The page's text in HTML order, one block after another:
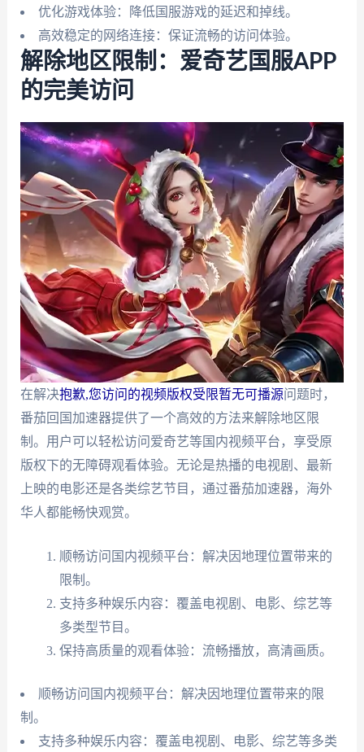
优化游戏体验：降低国服游戏的延迟和掉线。
高效稳定的网络连接：保证流畅的访问体验。
解除地区限制：爱奇艺国服APP
的完美访问
在解决抱歉,您访问的视频版权受限暂无可播源问题时，
番茄回国加速器提供了一个高效的方法来解除地区限
制。用户可以轻松访问爱奇艺等国内视频平台，享受原
版权下的无障碍观看体验。无论是热播的电视剧、最新
上映的电影还是各类综艺节目，通过番茄加速器，海外
华人都能畅快观赏。
顺畅访问国内视频平台：解决因地理位置带来的
限制。
支持多种娱乐内容：覆盖电视剧、电影、综艺等
多类型节目。
保持高质量的观看体验：流畅播放，高清画质。
顺畅访问国内视频平台：解决因地理位置带来的限
制。
支持多种娱乐内容：覆盖电视剧、电影、综艺等多类